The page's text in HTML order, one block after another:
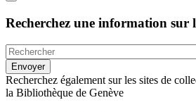
Recherchez une information sur
Recherchez également sur les sites de
la Bibliothèque de Genève